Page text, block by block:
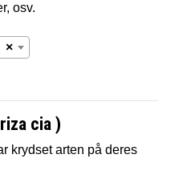
osv.
×
cia )
krydset arten på deres